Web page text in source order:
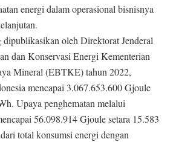
energi dalam operasional bisnisnya
dipublikasikan oleh Direktorat Jenderal
dan Konservasi Energi Kementerian
Mineral (EBTKE) tahun 2022,
mencapai 3.067.653.600 Gjoule
Upaya penghematan melalui
56.098.914 Gjoule setara 15.583
total konsumsi energi dengan